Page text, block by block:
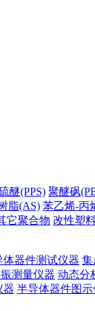
醚(PPS) 聚醚砜
脂(AS) 苯乙烯-丙
它聚合物 改性塑
体器件测试仪器 集
测量仪器 动态分
器 半导体器件图示